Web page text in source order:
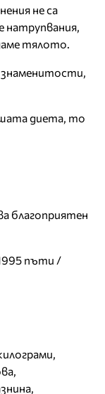
не са
натрупвания,
тялото.
диета, то
благоприятен
пъти /